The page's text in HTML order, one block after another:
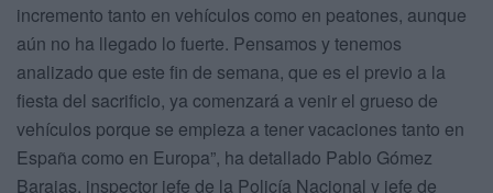
incremento tanto en vehículos como en peatones, aunque
aún no ha llegado lo fuerte. Pensamos y tenemos
analizado que este fin de semana, que es el previo a la
fiesta del sacrificio, ya comenzará a venir el grueso de
vehículos porque se empieza a tener vacaciones tanto en
España como en Europa”, ha detallado Pablo Gómez
Barajas, inspector jefe de la Policía Nacional y jefe de